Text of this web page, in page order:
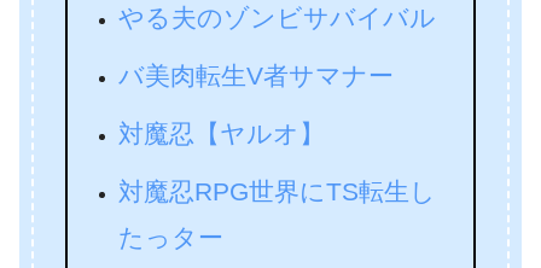
やる夫のゾンビサバイバル
バ美肉転生V者サマナー
対魔忍【ヤルオ】
対魔忍RPG世界にTS転生し
たっター